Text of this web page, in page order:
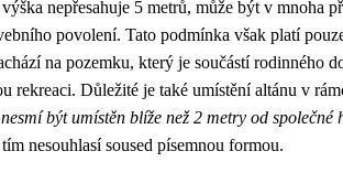
nepřesahuje 5 metrů, může být v mnoha
povolení. Tato podmínka však platí
na pozemku, který je součástí rodinného
rekreaci. Důležité je také umístění altánu v
nesmí být umístěn blíže než 2 metry od společné
nesouhlasí soused písemnou formou.